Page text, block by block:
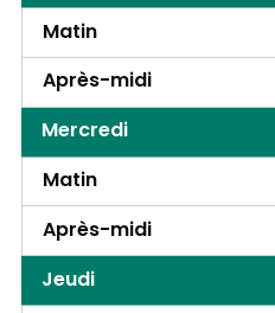
Matin
Après-midi
Mercredi
Matin
Après-midi
Jeudi